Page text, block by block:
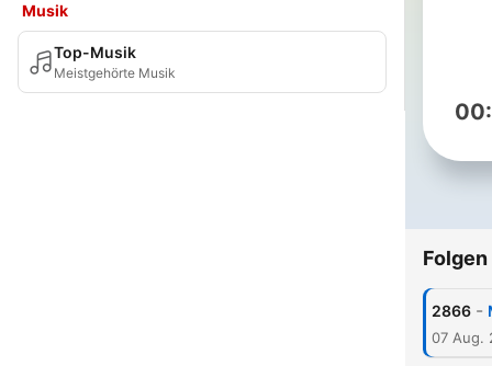
Musik
Top-Musik
Meistgehörte Musik
Folgen
2866 -
07 Aug.